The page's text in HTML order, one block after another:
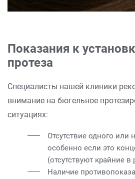
Показания к
протеза
Специалисты нашей клиники
внимание на бюгельное
ситуациях:
Отсутствие одного или
особенно если это
(отсутствуют крайние в
Наличие